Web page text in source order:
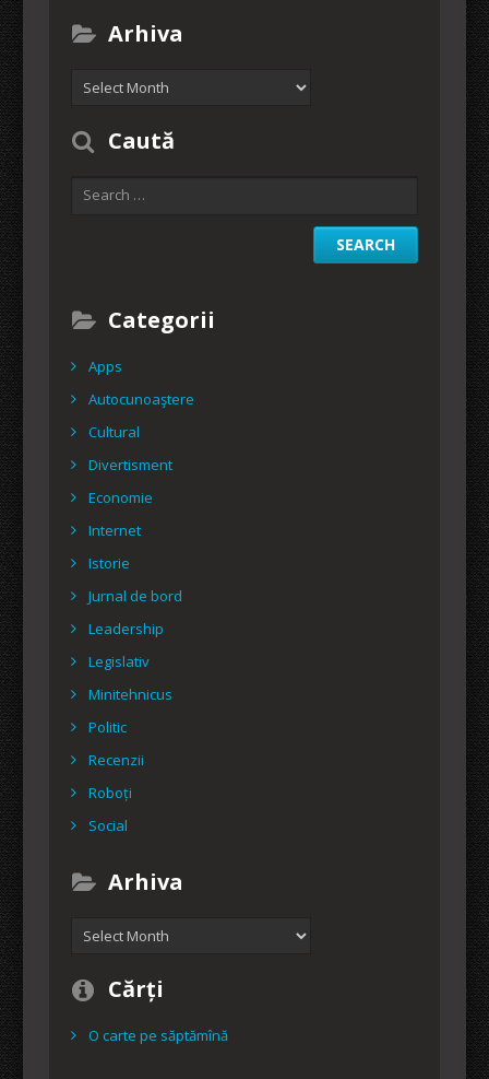
Arhiva
Arhiva
Caută
Categorii
Apps
Autocunoaştere
Cultural
Divertisment
Economie
Internet
Istorie
Jurnal de bord
Leadership
Legislativ
Minitehnicus
Politic
Recenzii
Roboți
Social
Arhiva
Arhiva
Cărți
O carte pe săptămînă